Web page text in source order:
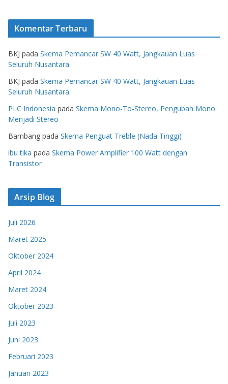
Komentar Terbaru
BKJ pada Skema Pemancar SW 40 Watt, Jangkauan Luas
Seluruh Nusantara
BKJ pada Skema Pemancar SW 40 Watt, Jangkauan Luas
Seluruh Nusantara
PLC Indonesia pada Skema Mono-To-Stereo, Pengubah Mono
Menjadi Stereo
Bambang pada Skema Penguat Treble (Nada Tinggi)
ibu tika pada Skema Power Amplifier 100 Watt dengan
Transistor
Arsip Blog
Juli 2026
Maret 2025
Oktober 2024
April 2024
Maret 2024
Oktober 2023
Juli 2023
Juni 2023
Februari 2023
Januari 2023